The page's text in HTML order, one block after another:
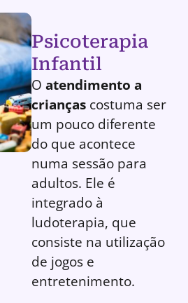
Psicoterapia
Infantil
O atendimento a
crianças costuma ser
um pouco diferente
do que acontece
numa sessão para
adultos. Ele é
integrado à
ludoterapia, que
consiste na utilização
de jogos e
entretenimento.